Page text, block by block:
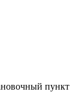
пункт